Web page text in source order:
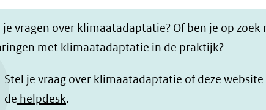
je vragen over klimaatadaptatie? Of ben je op zoek
met klimaatadaptatie in de praktijk?
Stel je vraag over klimaatadaptatie of deze website
de helpdesk.